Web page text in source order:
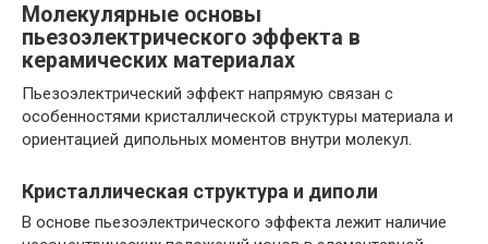
Молекулярные основы
пьезоэлектрического эффекта в
керамических материалах
Пьезоэлектрический эффект напрямую связан с
особенностями кристаллической структуры материала и
ориентацией дипольных моментов внутри молекул.
Кристаллическая структура и диполи
В основе пьезоэлектрического эффекта лежит наличие